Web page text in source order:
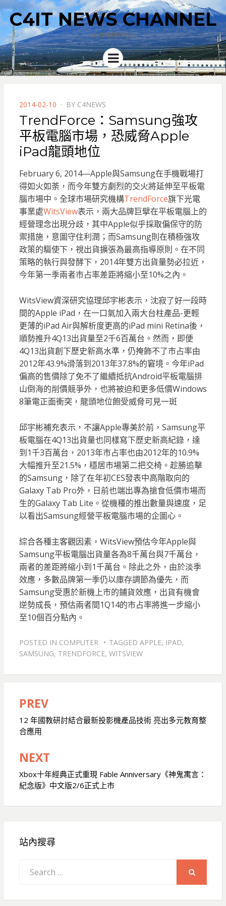
C4IT NEWS CHANNEL
4C新聞集散中心
Menu
POSTED
ON
2014-02-10 BY C4NEWS
TrendForce：Samsung強攻
平板電腦市場，恐威脅Apple
iPad龍頭地位
February 6, 2014—Apple與Samsung在手機戰場打
得如火如荼，而今年雙方劇烈的交火將延伸至平板電
腦市場中。全球市場研究機構TrendForce旗下光電
事業處WitsView表示，兩大品牌巨擘在平板電腦上的
經營理念出現分歧， 其中Apple似乎採取偏保守的防
禦措施，意圖守住利潤；而Samsung則在積極強攻
政策的驅使下，視出貨擴張為最高指導原則。在不同
策略的執行與發酵下，2014年雙方出貨量勢必拉近，
今年第一季兩者市占率差距將縮小至10%之內。
WitsView資深研究協理邱宇彬表示，沈寂了好一段時
間的Apple iPad，在一口氣加入兩大台柱產品-更輕
更薄的iPad Air與解析度更高的iPad mini Retina後，
順勢推升4Q13出貨量至2千6百萬台。然而，即便
4Q13出貨創下歷史新高水準，仍掩飾不了市占率由
2012年43.9%滑落到2013年37.8%的窘境。今年iPad
偏高的售價除了免不了繼續抵抗Android平板電腦排
山倒海的削價競爭外，也將被迫和更多低價Windows
8筆電正面衝突，龍頭地位飽受威脅可見一斑
邱宇彬補充表示，不讓Apple專美於前，Samsung平
板電腦在4Q13出貨量也同樣寫下歷史新高紀錄，達
到1千3百萬台，2013年市占率也由2012年的10.9%
大幅推升至21.5%，穩居市場第二把交椅。趁勝追擊
的Samsung，除了在年初CES發表中高階取向的
Galaxy Tab Pro外，日前也端出專為搶食低價市場而
生的Galaxy Tab Lite。從機種的推出數量與速度，足
以看出Samsung經營平板電腦市場的企圖心。
綜合各種主客觀因素，WitsView預估今年Apple與
Samsung平板電腦出貨量各為8千萬台與7千萬台，
兩者的差距將縮小到1千萬台。除此之外，由於淡季
效應，多數品牌第一季仍以庫存調節為優先，而
Samsung受惠於新機上市的鋪貨效應，出貨有機會
逆勢成長，預估兩者間1Q14的市占率將進一步縮小
至10個百分點內。
POSTED IN COMPUTER TAGGED APPLE, IPAD,
SAMSUNG, TRENDFORCE, WITSVIEW
文
章
導
覽
PREV
12 年國教研討結合最新投影機產品技術 亮出多元教育整
合應用
NEXT
Xbox十年經典正式重現 Fable Anniversary《神鬼寓言：
紀念版》中文版2/6正式上市
站內搜尋
for: